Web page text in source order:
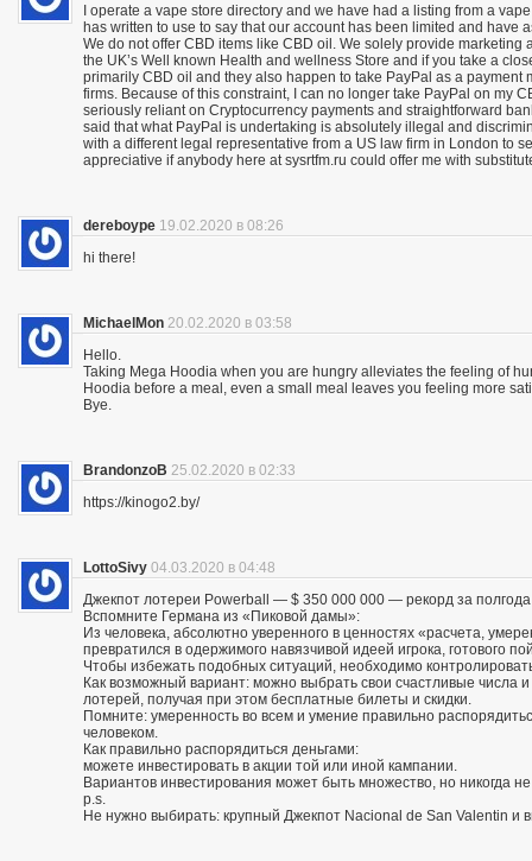
I operate a vape store directory and we have had a listing from a
has written to use to say that our account has been limited and have
We do not offer CBD items like CBD oil. We solely provide
the UK’s Well known Health and wellness Store and if you take a
primarily CBD oil and they also happen to take PayPal as a
firms. Because of this constraint, I can no longer take PayPal on my
seriously reliant on Cryptocurrency payments and straightforward
said that what PayPal is undertaking is absolutely illegal and
with a different legal representative from a US law firm in London to
appreciative if anybody here at sysrtfm.ru could offer me with
dereboype 19.02.2020 в 08:26
hi there!
MichaelMon 20.02.2020 в 03:58
Hello.
Taking Mega Hoodia when you are hungry alleviates the feeling of
Hoodia before a meal, even a small meal leaves you feeling more
Bye.
BrandonzoB 25.02.2020 в 02:33
https://kinogo2.by/
LottoSivy 04.03.2020 в 04:48
Джекпот лотереи Powerball — $ 350 000 000 — рекорд за
Вспомните Германа из «Пиковой дамы»:
Из человека, абсолютно уверенного в ценностях «расчета,
превратился в одержимого навязчивой идеей игрока, готового
Чтобы избежать подобных ситуаций, необходимо
Как возможный вариант: можно выбрать свои счастливые
лотерей, получая при этом бесплатные билеты и скидки.
Помните: умеренность во всем и умение правильно
человеком.
Как правильно распорядиться деньгами:
можете инвестировать в акции той или иной кампании.
Вариантов инвестирования может быть множество, но никогда
p.s.
Не нужно выбирать: крупный Джекпот Nacional de San Valentin и